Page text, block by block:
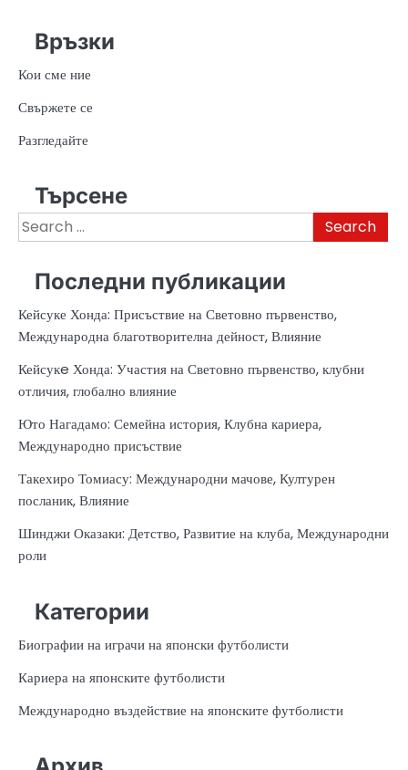
Връзки
Кои сме ние
Свържете се
Разгледайте
Търсене
Search
for:
Последни публикации
Кейсуке Хонда: Присъствие на Световно първенство,
Международна благотворителна дейност, Влияние
Кейсукe Хонда: Участия на Световно първенство, клубни
отличия, глобално влияние
Юто Нагадамо: Семейна история, Клубна кариера,
Международно присъствие
Такехиро Томиасу: Международни мачове, Културен
посланик, Влияние
Шинджи Оказаки: Детство, Развитие на клуба, Международни
роли
Категории
Биографии на играчи на японски футболисти
Кариера на японските футболисти
Международно въздействие на японските футболисти